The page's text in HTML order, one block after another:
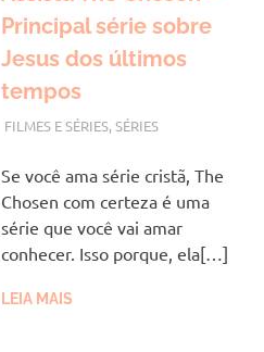
Principal série sobre
Jesus dos últimos
tempos
NOVEMBRO 27, 2022
VANESSA
FILMES E SÉRIES,SÉRIES
Se você ama série cristã, The
Chosen com certeza é uma
série que você vai amar
conhecer. Isso porque, ela[…]
LEIA MAIS